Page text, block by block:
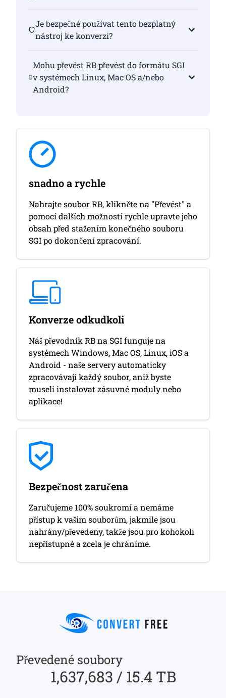
Je bezpečné používat tento bezplatný
nástroj ke konverzi?
Mohu převést RB převést do formátu SGI
v systémech Linux, Mac OS a/nebo
Android?
snadno a rychle
Nahrajte soubor RB, klikněte na "Převést" a
pomocí dalších možností rychle upravte jeho
obsah před stažením konečného souboru
SGI po dokončení zpracování.
Konverze odkudkoli
Náš převodník RB na SGI funguje na
systémech Windows, Mac OS, Linux, iOS a
Android - naše servery automaticky
zpracovávají každý soubor, aniž byste
museli instalovat zásuvné moduly nebo
aplikace!
Bezpečnost zaručena
Zaručujeme 100% soukromí a nemáme
přístup k vašim souborům, jakmile jsou
nahrány/převedeny, takže jsou pro kohokoli
nepřístupné a zcela je chráníme.
Převedené soubory
1,637,683 / 15.4 TB